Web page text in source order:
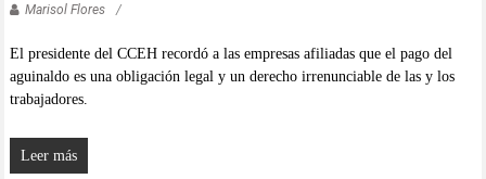
Marisol Flores
El presidente del CCEH recordó a las empresas afiliadas que el pago del
aguinaldo es una obligación legal y un derecho irrenunciable de las y los
trabajadores.
Leer más